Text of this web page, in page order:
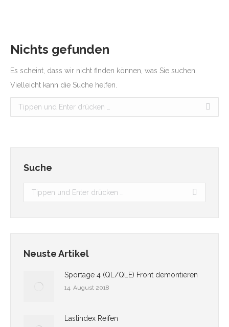
Nichts gefunden
Es scheint, dass wir nicht finden können, was Sie suchen.
Vielleicht kann die Suche helfen.
Search:
Suche
Search:
Neuste Artikel
Sportage 4 (QL/QLE) Front demontieren
14. August 2018
Lastindex Reifen